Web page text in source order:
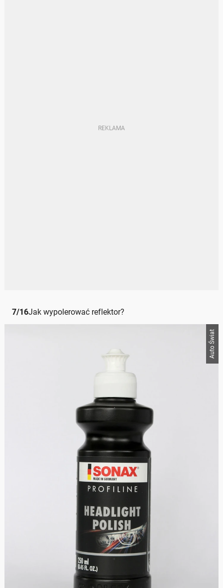
7/16Jak wypolerować reflektor?
Auto Świat